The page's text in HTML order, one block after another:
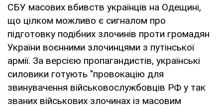
СБУ масових вбивств українців на Одещині,
що цілком можливо є сигналом про
підготовку подібних злочинів проти громадян
України воєнними злочинцями з путінської
армії. За версією пропагандистів, українські
силовики готують "провокацію для
звинувачення військовослужбовців РФ у так
званих військових злочинах із масовим